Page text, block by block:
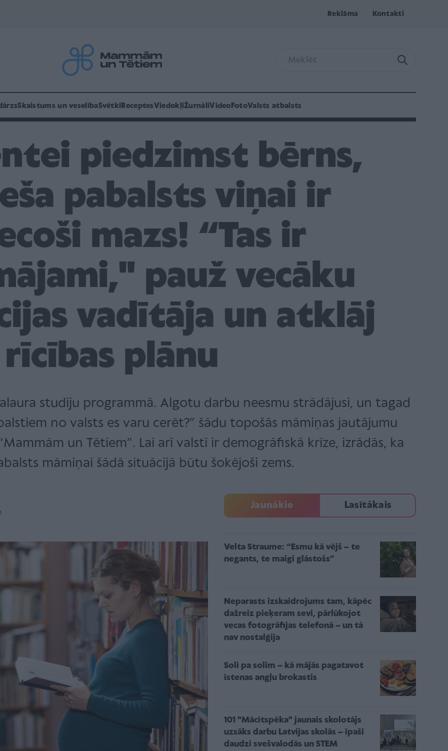
Reklāma Kontakti
Skaistums un veselībaSvētki ReceptesViedokļiŽurnāliVideo FotoValsts atbalsts
piedzimst bērns,
pabalsts viņai ir
mazs! “Tas ir
pauž vecāku
vadītāja un atklāj
rīcības plānu
studiju programmā. Algotu darbu neesmu strādājusi, un tagad
no valsts es varu cerēt?” šādu topošās māmiņas jautājumu
un Tētiem”. Lai arī valstī ir demogrāfiskā krīze, izrādās, ka
māmiņai šādā situācijā būtu šokējoši zems.
Jaunākie Lasītākais
Velta Straume: “Esmu kā vējš – te
negants, te maigi glāstošs”
Neparasts izskaidrojums tam, kāpēc
dažreiz pieķeram sevi, pārlūkojot
vecas fotogrāfijas telefonā – un tā
nav nostalģija
Soli pa solim – kā mājās pagatavot
īstenas angļu brokastis
101 "Mācītspēka" jaunais skolotājs
uzsāks darbu Latvijas skolās – īpaši
daudzi svešvalodās un STEM